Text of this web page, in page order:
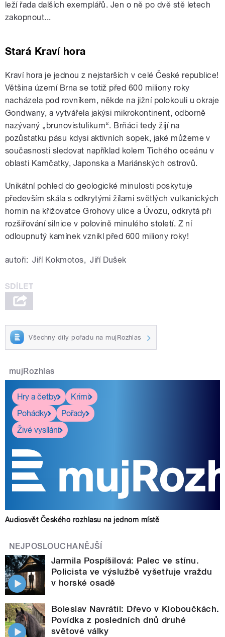
leží řada dalších exemplářů. Jen o ně po dvě stě letech
zakopnout...
Stará Kraví hora
Kraví hora je jednou z nejstarších v celé České republice!
Většina území Brna se totiž před 600 miliony roky
nacházela pod rovníkem, někde na jižní polokouli u okraje
Gondwany, a vytvářela jakýsi mikrokontinent, odborně
nazývaný „brunovistulikum“. Brňáci tedy žijí na
pozůstatku pásu kdysi aktivních sopek, jaké můžeme v
současnosti sledovat například kolem Tichého oceánu v
oblasti Kamčatky, Japonska a Mariánských ostrovů.
Unikátní pohled do geologické minulosti poskytuje
především skála s odkrytými žílami světlých vulkanických
hornin na křižovatce Grohovy ulice a Úvozu, odkrytá při
rozšiřování silnice v polovině minulého století. Z ní
odloupnutý kamínek vznikl před 600 miliony roky!
autoři: Jiří Kokmotos, Jiří Dušek
Všechny díly pořadu na mujRozhlas
mujRozhlas
Hry a četby
Krimi
Pohádky
Pořady
Živé vysílání
Audiosvět Českého rozhlasu na jednom místě
NEJPOSLOUCHANĚJŠÍ
Jarmila Pospíšilová: Palec ve stínu.
Policista ve výslužbě vyšetřuje vraždu
v horské osadě
Boleslav Navrátil: Dřevo v Kloboučkách.
Povídka z posledních dnů druhé
světové války